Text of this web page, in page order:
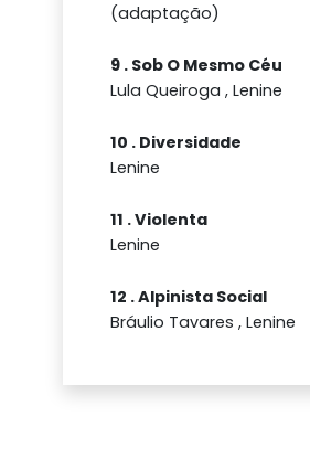
(adaptação)
9 . Sob O Mesmo Céu
Lula Queiroga , Lenine
10 . Diversidade
Lenine
11 . Violenta
Lenine
12 . Alpinista Social
Bráulio Tavares , Lenine